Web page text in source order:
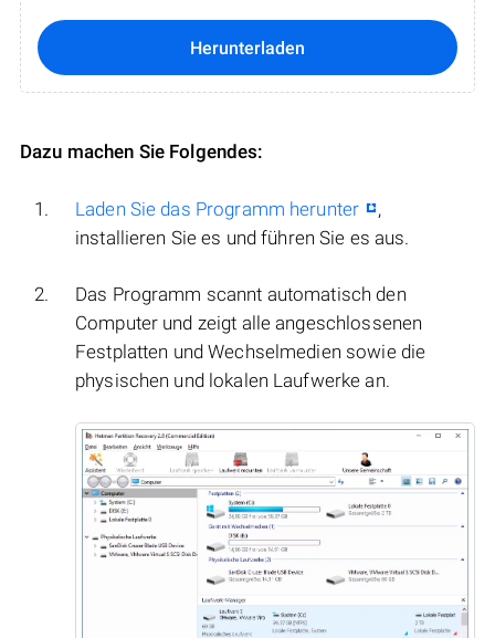
Herunterladen
Dazu machen Sie Folgendes:
Laden Sie das Programm herunter
,
installieren Sie es und führen Sie es aus.
Das Programm scannt automatisch den
Computer und zeigt alle angeschlossenen
Festplatten und Wechselmedien sowie die
physischen und lokalen Laufwerke an.